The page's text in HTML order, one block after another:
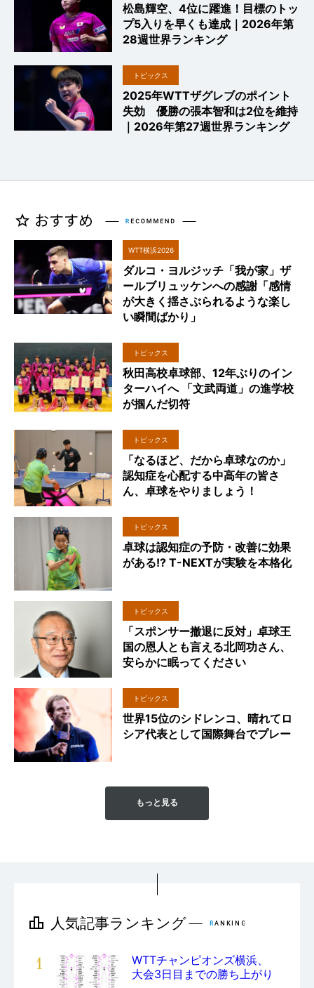
松島輝空、4位に躍進！目標のトッ
プ5入りを早くも達成｜2026年第
28週世界ランキング
トピックス
2025年WTTザグレブのポイント
失効 優勝の張本智和は2位を維持
｜2026年第27週世界ランキング
WTT横浜2026
ダルコ・ヨルジッチ「我が家」ザ
ールブリュッケンへの感謝「感情
が大きく揺さぶられるような楽し
い瞬間ばかり」
トピックス
秋田高校卓球部、12年ぶりのイン
ターハイへ 「文武両道」の進学校
が掴んだ切符
トピックス
「なるほど、だから卓球なのか」
認知症を心配する中高年の皆さ
ん、卓球をやりましょう！
トピックス
卓球は認知症の予防・改善に効果
がある!? T-NEXTが実験を本格化
トピックス
「スポンサー撤退に反対」卓球王
国の恩人とも言える北岡功さん、
安らかに眠ってください
トピックス
世界15位のシドレンコ、晴れてロ
シア代表として国際舞台でプレー
もっと見る
1
WTTチャンピオンズ横浜、
大会3日目までの勝ち上がり